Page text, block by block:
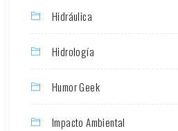
Hidráulica
Hidrología
Humor Geek
Impacto Ambiental